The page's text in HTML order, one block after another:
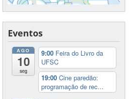
Eventos
AGO
10
seg
9:00 Feira do Livro da
UFSC
19:00Cine paredão:
programação de rec...